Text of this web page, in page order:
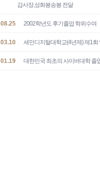
감사장,성화봉송봉 전달
08.25 2002학년도 후기졸업 학위수여
03.10 세민디지털대학교(4년제) 제1회
01.19 대한민국 최초의 사이버대학 졸